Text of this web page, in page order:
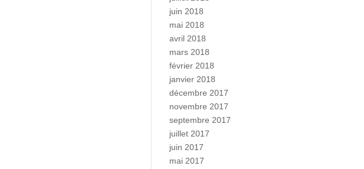
juin 2018
mai 2018
avril 2018
mars 2018
février 2018
janvier 2018
décembre 2017
novembre 2017
septembre 2017
juillet 2017
juin 2017
mai 2017